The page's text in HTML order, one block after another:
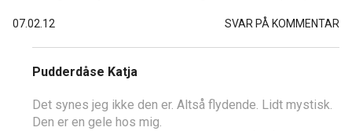
07.02.12 SVAR PÅ KOMMENTAR
Pudderdåse Katja
Det synes jeg ikke den er. Altså flydende. Lidt mystisk.
Den er en gele hos mig.